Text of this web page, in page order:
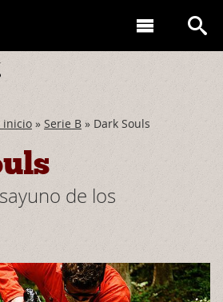
inicio » Serie B » Dark Souls
de los